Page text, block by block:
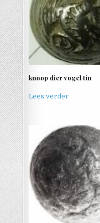
knoop dier vogel tin
Lees verder